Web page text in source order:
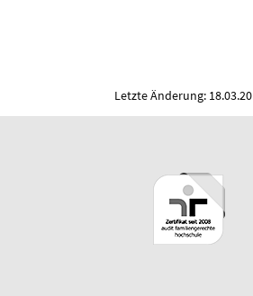
Letzte Änderung: 18.03.20